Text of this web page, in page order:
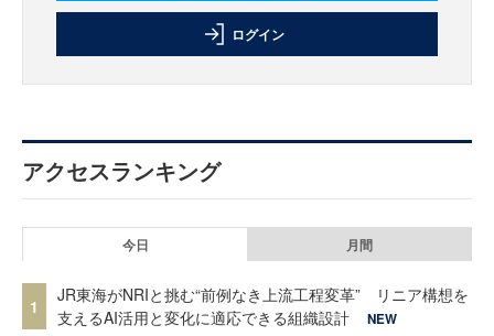
ログイン
アクセスランキング
今日 月間
1
JR東海がNRIと挑む“前例なき上流工程変革” リニア構想を
支えるAI活用と変化に適応できる組織設計
NEW